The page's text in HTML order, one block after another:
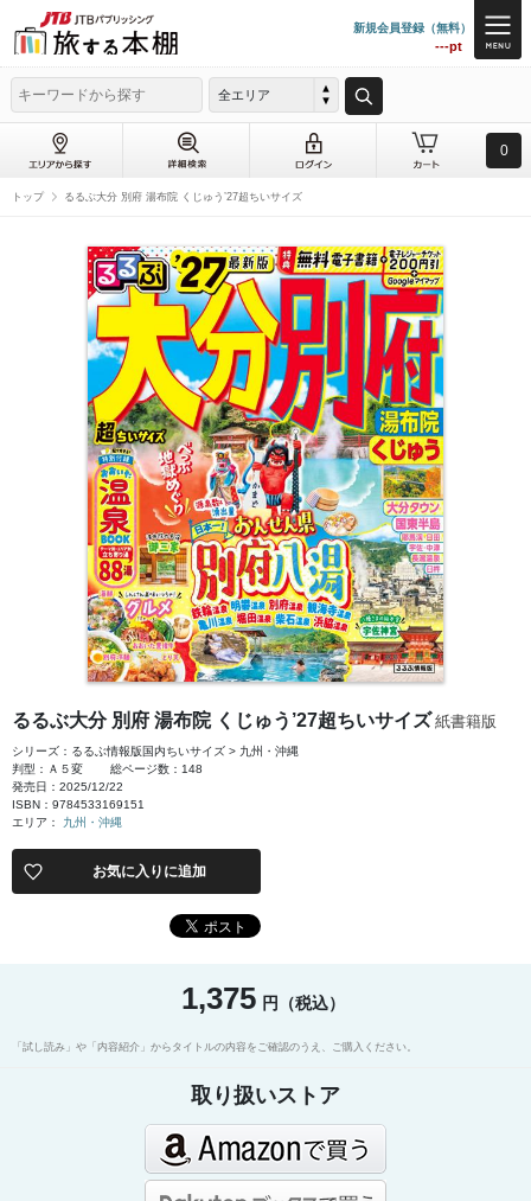
新規会員登録（無料）
---pt
全エリア
0
トップ るるぶ大分 別府 湯布院 くじゅう’27超ちいサイズ
るるぶ大分 別府 湯布院 くじゅう’27超ちいサイズ 紙書籍版
シリーズ：るるぶ情報版国内ちいサイズ > 九州・沖縄
判型：Ａ５変
総ページ数：148
発売日：2025/12/22
ISBN：9784533169151
エリア： 九州・沖縄
お気に入りに追加
1,375 円（税込）
「試し読み」や「内容紹介」からタイトルの内容をご確認のうえ、ご購入ください。
取り扱いストア